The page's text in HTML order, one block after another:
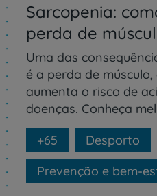
Sarcopenia:
perda de
Uma das
é a perda de
aumenta o risco de
doenças. Conheça
+65
Desporto
Prevenção e bem-